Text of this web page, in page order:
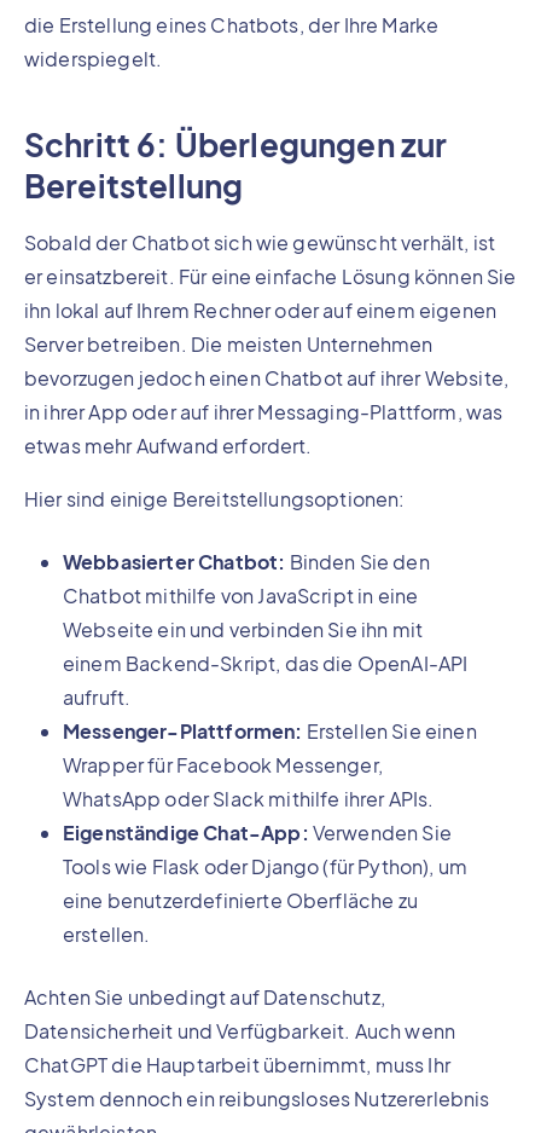
die Erstellung eines Chatbots, der Ihre Marke
widerspiegelt.
Schritt 6: Überlegungen zur
Bereitstellung
Sobald der Chatbot sich wie gewünscht verhält, ist
er einsatzbereit. Für eine einfache Lösung können Sie
ihn lokal auf Ihrem Rechner oder auf einem eigenen
Server betreiben. Die meisten Unternehmen
bevorzugen jedoch einen Chatbot auf ihrer Website,
in ihrer App oder auf ihrer Messaging-Plattform, was
etwas mehr Aufwand erfordert.
Hier sind einige Bereitstellungsoptionen:
Webbasierter Chatbot: Binden Sie den
Chatbot mithilfe von JavaScript in eine
Webseite ein und verbinden Sie ihn mit
einem Backend-Skript, das die OpenAI-API
aufruft.
Messenger-Plattformen: Erstellen Sie einen
Wrapper für Facebook Messenger,
WhatsApp oder Slack mithilfe ihrer APIs.
Eigenständige Chat-App: Verwenden Sie
Tools wie Flask oder Django (für Python), um
eine benutzerdefinierte Oberfläche zu
erstellen.
Achten Sie unbedingt auf Datenschutz,
Datensicherheit und Verfügbarkeit. Auch wenn
ChatGPT die Hauptarbeit übernimmt, muss Ihr
System dennoch ein reibungsloses Nutzererlebnis